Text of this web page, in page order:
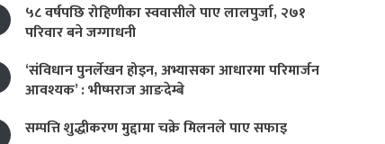
५८ वर्षपछि रोहिणीका स्ववासीले पाए लालपुर्जा, २७१
परिवार बने जग्गाधनी
‘संविधान पुनर्लेखन होइन, अभ्यासका आधारमा परिमार्जन
आवश्यक’ : भीष्मराज आङदेम्बे
सम्पत्ति शुद्धीकरण मुद्दामा चक्रे मिलनले पाए सफाइ